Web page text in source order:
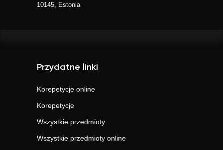
10145, Estonia
Przydatne linki
Korepetycje online
Korepetycje
Wszystkie przedmioty
Wszystkie przedmioty online